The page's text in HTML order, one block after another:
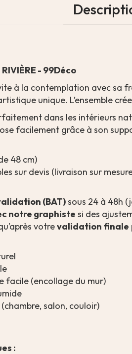
- 99Déco
à la contemplation avec sa
unique. L’ensemble
dans les intérieurs
facilement grâce à son
48 cm)
sur devis (livraison sur
(BAT)sous 24 à 48h
notre graphiste si des
votrevalidation finale
facile (encollage du mur)
salon, couloir)
: